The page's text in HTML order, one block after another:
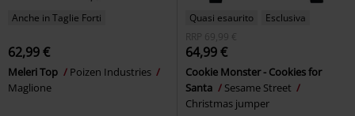
Anche in Taglie Forti
62,99 €
Meleri Top
Poizen Industries
Maglione
Quasi esaurito
Esclusiva
RRP
69,99 €
64,99 €
Cookie Monster - Cookies for
Santa
Sesame Street
Christmas jumper